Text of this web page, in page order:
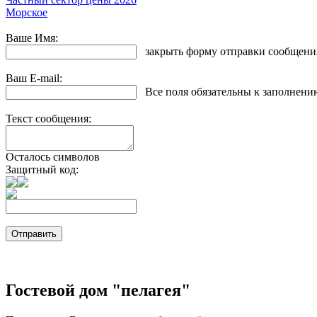
Морское
Ваше Имя:
закрыть форму отправки
Ваш E-mail:
Все поля обязательны к
Текст сообщения:
Осталось символов
Защитный код:
Гостевой дом "пелагея"